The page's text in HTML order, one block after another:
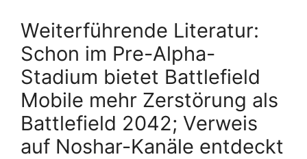
Weiterführende Literatur:
Schon im Pre-Alpha-
Stadium bietet Battlefield
Mobile mehr Zerstörung als
Battlefield 2042; Verweis
auf Noshar-Kanäle entdeckt